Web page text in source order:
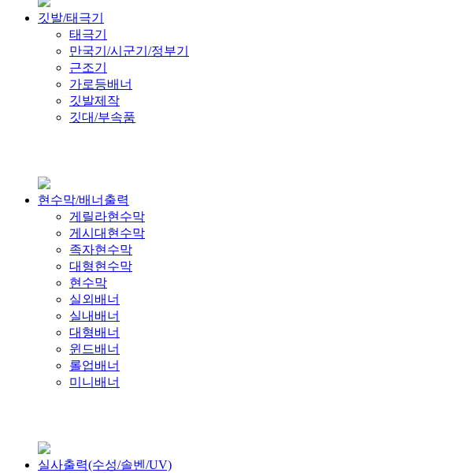
깃발/태극기
태극기
만국기/시군기/정부기
근조기
가로등배너
깃발제작
깃대/부속품
현수막/배너출력
게릴라현수막
게시대현수막
족자현수막
대형현수막
현수막
실외배너
실내배너
대형배너
윈드배너
롤업배너
미니배너
실사출력(수성/솔벤/UV)